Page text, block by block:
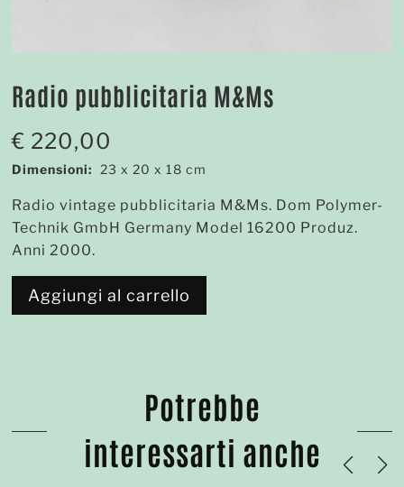
Radio pubblicitaria M&Ms
€ 220,00
Dimensioni: 23 x 20 x 18 cm
Radio vintage pubblicitaria M&Ms. Dom Polymer-
Technik GmbH Germany Model 16200 Produz.
Anni 2000.
Aggiungi al carrello
Potrebbe
interessarti anche